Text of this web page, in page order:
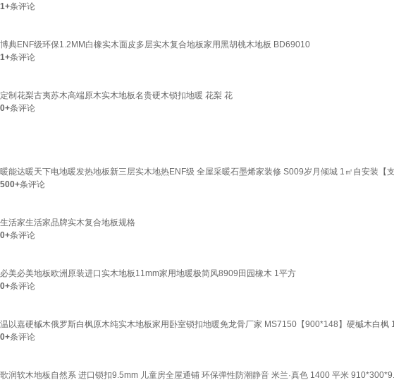
1+条评论
博典ENF级环保1.2MM白橡实木面皮多层实木复合地板家用黑胡桃木地板 BD69010
1+条评论
定制花梨古夷苏木高端原木实木地板名贵硬木锁扣地暖 花梨 花
0+条评论
暖能达暖天下电地暖发热地板新三层实木地热ENF级 全屋采暖石墨烯家装修 S009岁月倾城 1㎡自安装【支
500+条评论
生活家生活家品牌实木复合地板规格
0+条评论
必美必美地板欧洲原装进口实木地板11mm家用地暖极简风8909田园橡木 1平方
0+条评论
温以嘉硬槭木俄罗斯白枫原木纯实木地板家用卧室锁扣地暖免龙骨厂家 MS7150【900*148】硬槭木白枫
0+条评论
歌润软木地板自然系 进口锁扣9.5mm 儿童房全屋通铺 环保弹性防潮静音 米兰·真色 1400 平米